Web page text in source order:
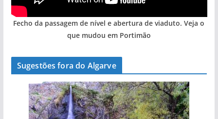
Fecho da passagem de nível e abertura de viaduto. Veja o
que mudou em Portimão
Sugestões fora do Algarve